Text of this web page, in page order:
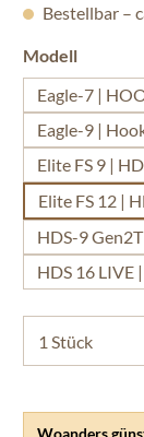
Woanders
Bestellbar –
Modell
Eagle-7 |
Eagle-9 |
Elite FS 9 |
Elite FS 12 |
HDS-9
HDS 16 LIVE